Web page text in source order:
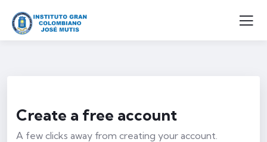
Create a free account
A few clicks away from creating your account.